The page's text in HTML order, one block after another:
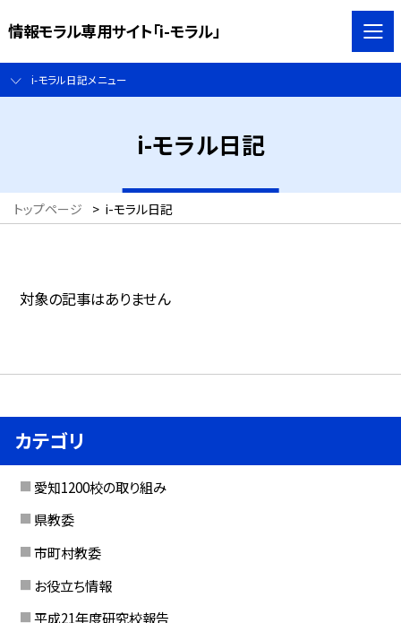
情報モラル専用サイト「i-モラル」
i-モラル日記メニュー
i-モラル日記
トップページ > i-モラル日記
対象の記事はありません
カテゴリ
愛知1200校の取り組み
県教委
市町村教委
お役立ち情報
平成21年度研究校報告